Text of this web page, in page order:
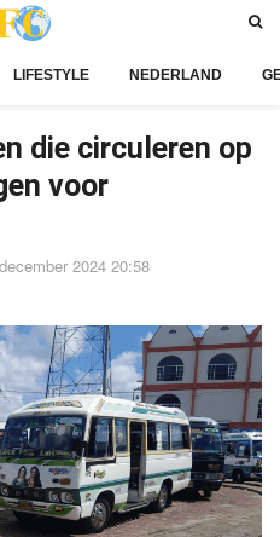
LIFESTYLE NEDERLAND
die circuleren op
voor
2024 20:58